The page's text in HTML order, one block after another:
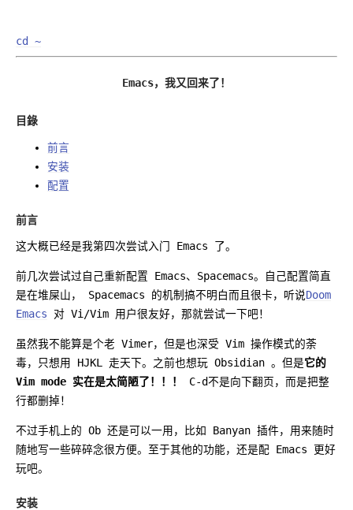
cd ~
Emacs，我又回来了！
目錄
前言
安装
配置
前言
这大概已经是我第四次尝试入门 Emacs 了。
前几次尝试过自己重新配置 Emacs、Spacemacs。自己配置简直
是在堆屎山， Spacemacs 的机制搞不明白而且很卡，听说Doom
Emacs 对 Vi/Vim 用户很友好，那就尝试一下吧！
虽然我不能算是个老 Vimer，但是也深受 Vim 操作模式的荼
毒，只想用 HJKL 走天下。之前也想玩 Obsidian 。但是它的
Vim mode 实在是太简陋了！！！
C-d不是向下翻页，而是把整
行都删掉！
不过手机上的 Ob 还是可以一用，比如 Banyan 插件，用来随时
随地写一些碎碎念很方便。至于其他的功能，还是配 Emacs 更好
玩吧。
安装